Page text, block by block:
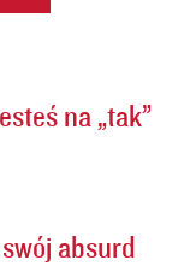
na „tak”
absurd